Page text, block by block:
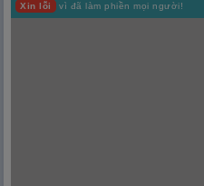
Xin lỗi
vì đã làm phiền mọi người!